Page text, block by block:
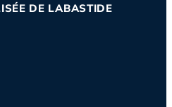
DE LABASTIDE